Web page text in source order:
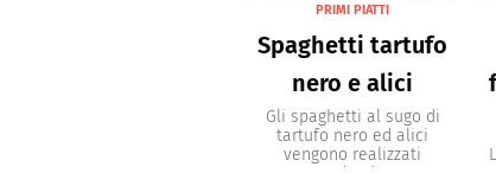
PRIMI PIATTI
Spaghetti tartufo
nero e alici
Gli spaghetti al sugo di
tartufo nero ed alici
vengono realizzati